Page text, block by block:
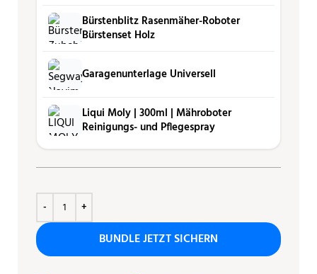
Bürstenblitz Rasenmäher-Roboter
Bürstenset Holz
Garagenunterlage Universell
Liqui Moly | 300ml | Mähro­boter
Reini­gungs- und Pfle­ge­spray
BUNDLE JETZT SICHERN